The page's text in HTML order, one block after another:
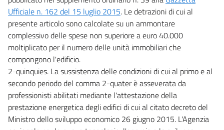
Ufficiale n. 162 del 15 luglio 2015. Le detrazioni di cui al
presente articolo sono calcolate su un ammontare
complessivo delle spese non superiore a euro 40.000
moltiplicato per il numero delle unità immobiliari che
compongono l'edificio.
2-quinquies. La sussistenza delle condizioni di cui al primo e al
secondo periodo del comma 2-quater è asseverata da
professionisti abilitati mediante l'attestazione della
prestazione energetica degli edifici di cui al citato decreto del
Ministro dello sviluppo economico 26 giugno 2015. L'Agenzia